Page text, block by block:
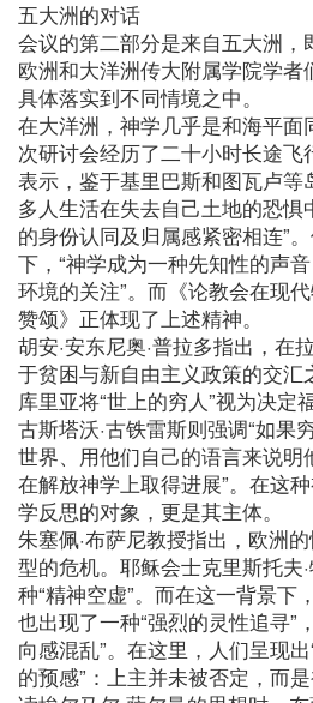
五大洲的对话
会议的第二部分是来自五大洲，
欧洲和大洋洲传大附属学院学者
具体落实到不同情境之中。
在大洋洲，神学几乎是和海平
次研讨会经历了二十小时长途飞
表示，鉴于基里巴斯和图瓦卢等
多人生活在失去自己土地的恐惧
的身份认同及归属感紧密相连”
下，“神学成为一种先知性的声
环境的关注”。而《论教会在现
赞颂》正体现了上述精神。
胡安·安东尼奥·普拉多指出，在
于贫困与新自由主义政策的交汇
库里亚将“世上的穷人”视为决定
古斯塔沃·古铁雷斯则强调“如果
世界、用他们自己的语言来说
在解放神学上取得进展”。在这
学反思的对象，更是其主体。
朱塞佩·布萨尼教授指出，欧洲
型的危机。耶稣会士克里斯托夫
种“精神空虚”。而在这一背景下
也出现了一种“强烈的灵性追寻”
向感混乱”。在这里，人们呈现
的预感”：上主并未被否定，而